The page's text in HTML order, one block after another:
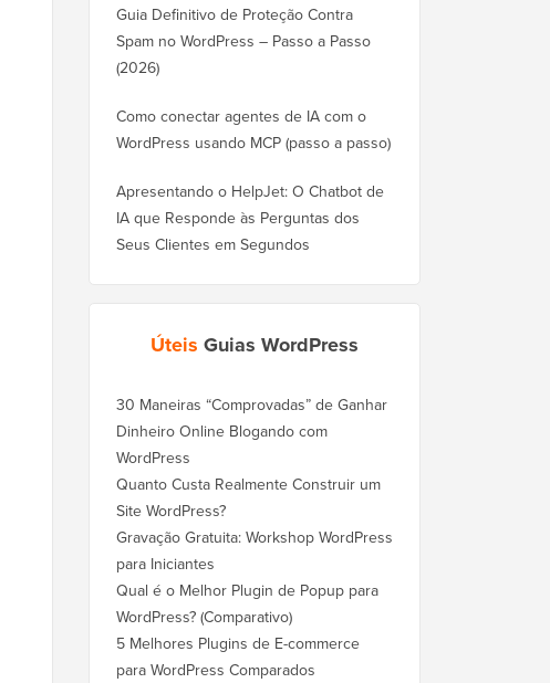
Guia Definitivo de Proteção Contra
Spam no WordPress – Passo a Passo
(2026)
Como conectar agentes de IA com o
WordPress usando MCP (passo a passo)
Apresentando o HelpJet: O Chatbot de
IA que Responde às Perguntas dos
Seus Clientes em Segundos
Úteis Guias WordPress
30 Maneiras “Comprovadas” de Ganhar
Dinheiro Online Blogando com
WordPress
Quanto Custa Realmente Construir um
Site WordPress?
Gravação Gratuita: Workshop WordPress
para Iniciantes
Qual é o Melhor Plugin de Popup para
WordPress? (Comparativo)
5 Melhores Plugins de E-commerce
para WordPress Comparados